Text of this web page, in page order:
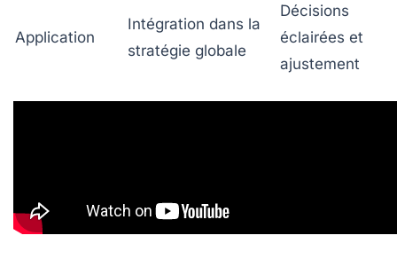
Application
Intégration dans la
stratégie globale
Décisions
éclairées et
ajustement